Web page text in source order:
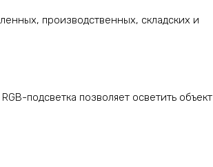
производственных, складских и
подсветка позволяет осветить объект